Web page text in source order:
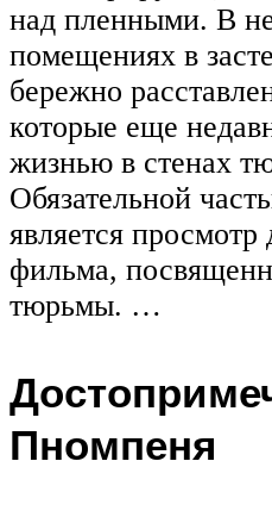
над пленными. В
помещениях в
бережно
которые еще
жизнью в стенах
Обязательной
является просмотр
фильма,
тюрьмы. …
Пномпеня